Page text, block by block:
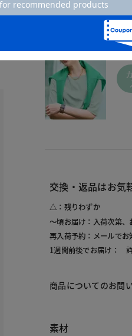
グリーングレー / 581
￥3,990(税込￥
交換・返品はお気
△：残りわずか
～頃お届け：入荷次第、
再入荷予約：メールでお
1週間前後でお届け：
商品についてのお問
素材